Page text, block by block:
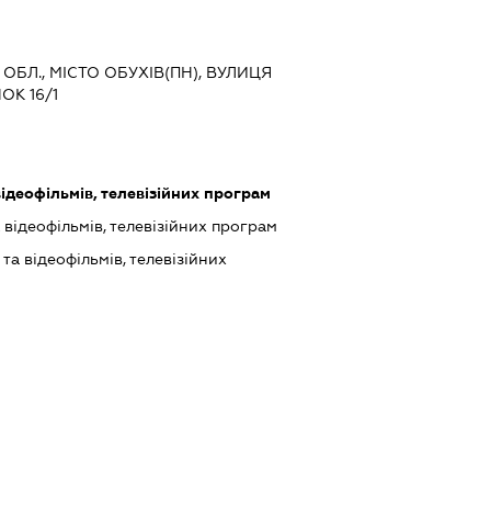
ОБЛ., МІСТО ОБУХІВ(ПН), ВУЛИЦЯ
16/1
телевізійних програм
телевізійних програм
відеофільмів, телевізійних